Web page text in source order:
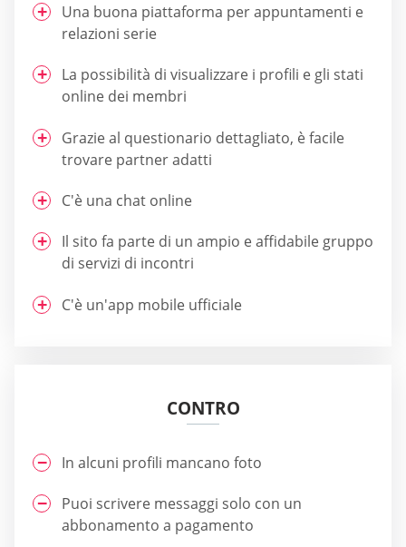
Una buona piattaforma per appuntamenti e
relazioni serie
La possibilità di visualizzare i profili e gli stati
online dei membri
Grazie al questionario dettagliato, è facile
trovare partner adatti
C'è una chat online
Il sito fa parte di un ampio e affidabile gruppo
di servizi di incontri
C'è un'app mobile ufficiale
CONTRO
In alcuni profili mancano foto
Puoi scrivere messaggi solo con un
abbonamento a pagamento